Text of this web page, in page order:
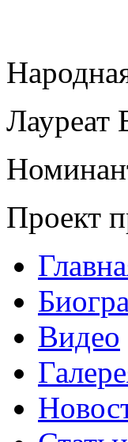
Лауреат
Проект
Видео